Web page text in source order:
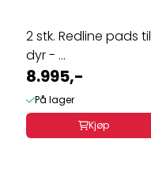
2 stk. Redline pads til
dyr - ...
8.995,-
På lager
Kjøp